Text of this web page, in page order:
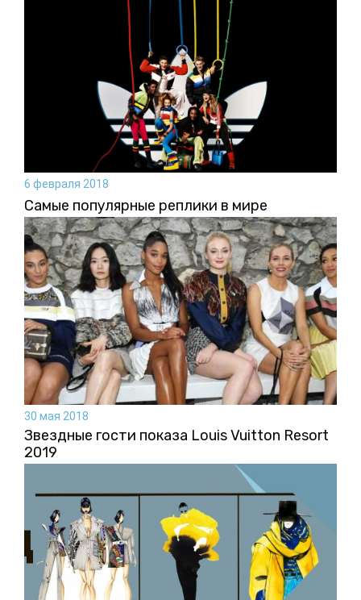
6 февраля 2018
Самые популярные реплики в мире
30 мая 2018
Звездные гости показа Louis Vuitton Resort
2019